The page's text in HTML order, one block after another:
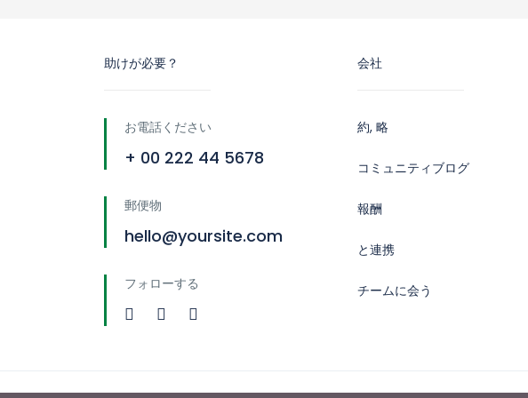
助けが必要？
お電話ください
+ 00 222 44 5678
郵便物
hello@yoursite.com
フォローする
会社
約, 略
コミュニティブログ
報酬
と連携
チームに会う